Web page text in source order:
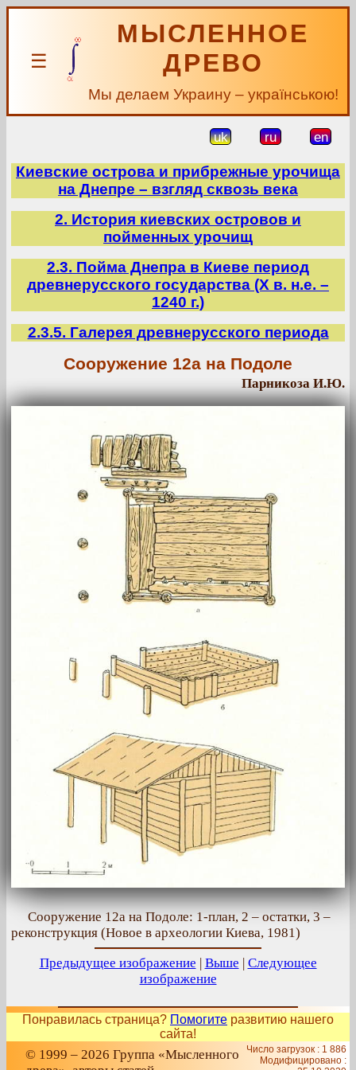
☰
МЫСЛЕННОЕ
ДРЕВО
Мы делаем Украину – українською!
uk ru en
Киевские острова и прибрежные урочища
на Днепре – взгляд сквозь века
2. История киевских островов и
пойменных урочищ
2.3. Пойма Днепра в Киеве период
древнерусского государства (Х в. н.е. –
1240 г.)
2.3.5. Галерея древнерусского периода
Сооружение 12а на Подоле
Парникоза И.Ю.
Сооружение 12а на Подоле: 1-план, 2 – остатки, 3 –
реконструкция (Новое в археологии Киева, 1981)
Предыдущее изображение
Выше
Следующее
изображение
Понравилась страница? Помогите развитию нашего
сайта!
© 1999 – 2026 Группа «Мысленного
Число загрузок : 1 886
Модифицировано :